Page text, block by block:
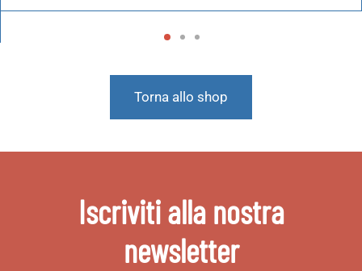
Torna allo shop
Iscriviti alla nostra
newsletter